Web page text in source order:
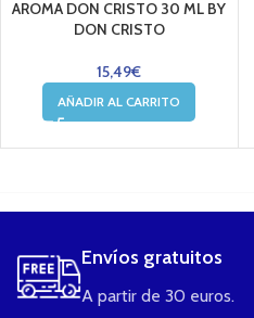
AROMA DON CRISTO 30 ML BY
DON CRISTO
15,49€
AÑADIR AL CARRITO
Envíos gratuitos
A partir de 30 euros.